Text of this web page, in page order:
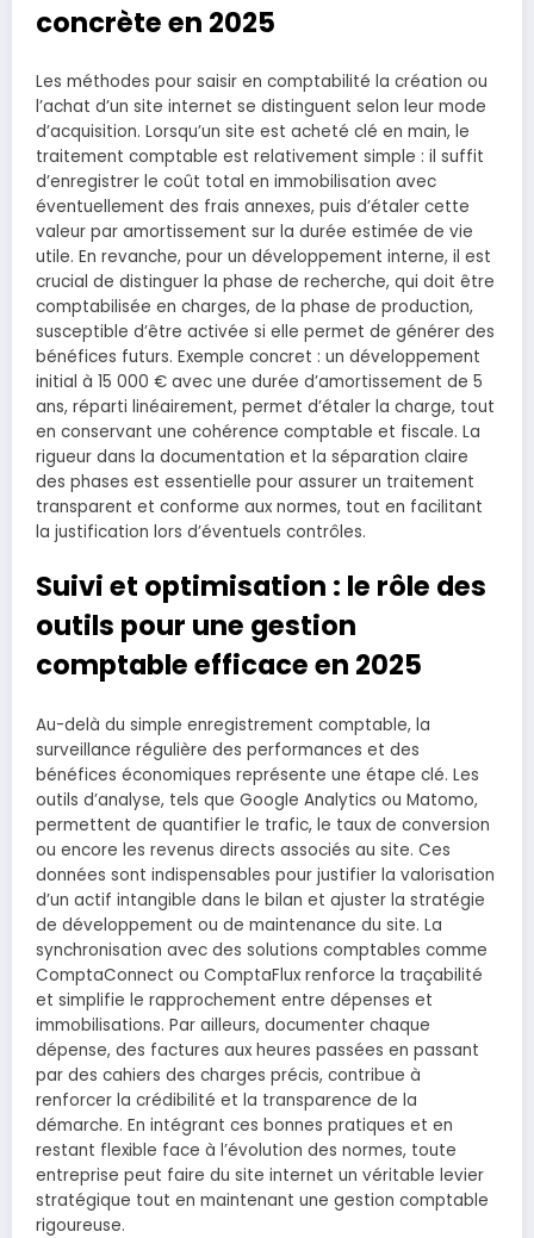
concrète en 2025
Les méthodes pour saisir en comptabilité la création ou
l’achat d’un site internet se distinguent selon leur mode
d’acquisition. Lorsqu’un site est acheté clé en main, le
traitement comptable est relativement simple : il suffit
d’enregistrer le coût total en immobilisation avec
éventuellement des frais annexes, puis d’étaler cette
valeur par amortissement sur la durée estimée de vie
utile. En revanche, pour un développement interne, il est
crucial de distinguer la phase de recherche, qui doit être
comptabilisée en charges, de la phase de production,
susceptible d’être activée si elle permet de générer des
bénéfices futurs. Exemple concret : un développement
initial à 15 000 € avec une durée d’amortissement de 5
ans, réparti linéairement, permet d’étaler la charge, tout
en conservant une cohérence comptable et fiscale. La
rigueur dans la documentation et la séparation claire
des phases est essentielle pour assurer un traitement
transparent et conforme aux normes, tout en facilitant
la justification lors d’éventuels contrôles.
Suivi et optimisation : le rôle des
outils pour une gestion
comptable efficace en 2025
Au-delà du simple enregistrement comptable, la
surveillance régulière des performances et des
bénéfices économiques représente une étape clé. Les
outils d’analyse, tels que Google Analytics ou Matomo,
permettent de quantifier le trafic, le taux de conversion
ou encore les revenus directs associés au site. Ces
données sont indispensables pour justifier la valorisation
d’un actif intangible dans le bilan et ajuster la stratégie
de développement ou de maintenance du site. La
synchronisation avec des solutions comptables comme
ComptaConnect ou ComptaFlux renforce la traçabilité
et simplifie le rapprochement entre dépenses et
immobilisations. Par ailleurs, documenter chaque
dépense, des factures aux heures passées en passant
par des cahiers des charges précis, contribue à
renforcer la crédibilité et la transparence de la
démarche. En intégrant ces bonnes pratiques et en
restant flexible face à l’évolution des normes, toute
entreprise peut faire du site internet un véritable levier
stratégique tout en maintenant une gestion comptable
rigoureuse.